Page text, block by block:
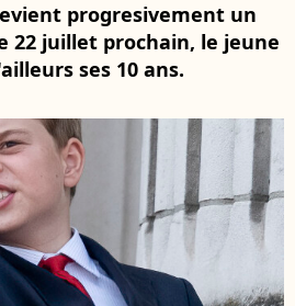
progresivement un
22 juillet prochain, le jeune
ses 10 ans.